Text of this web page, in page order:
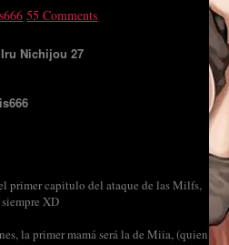
55 Comments
Nichijou 27
primer capitulo del ataque de las Milfs,
XD
la primer mamá será la de Miia, (quien